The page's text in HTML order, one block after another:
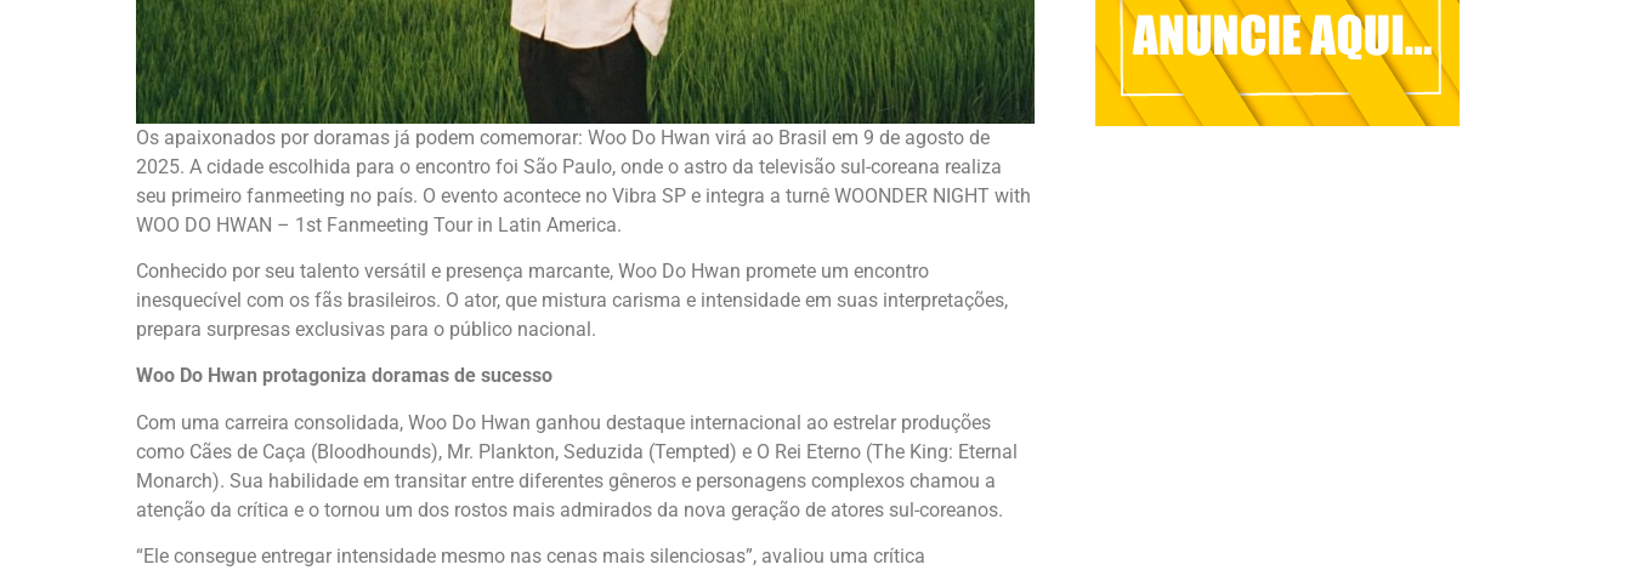
Os apaixonados por doramas já podem comemorar: Woo Do Hwan virá ao Brasil em 9 de agosto de
2025. A cidade escolhida para o encontro foi São Paulo, onde o astro da televisão sul-coreana realiza
seu primeiro fanmeeting no país. O evento acontece no Vibra SP e integra a turnê WOONDER NIGHT with
WOO DO HWAN – 1st Fanmeeting Tour in Latin America.
Conhecido por seu talento versátil e presença marcante, Woo Do Hwan promete um encontro
inesquecível com os fãs brasileiros. O ator, que mistura carisma e intensidade em suas interpretações,
prepara surpresas exclusivas para o público nacional.
Woo Do Hwan protagoniza doramas de sucesso
Com uma carreira consolidada, Woo Do Hwan ganhou destaque internacional ao estrelar produções
como Cães de Caça (Bloodhounds), Mr. Plankton, Seduzida (Tempted) e O Rei Eterno (The King: Eternal
Monarch). Sua habilidade em transitar entre diferentes gêneros e personagens complexos chamou a
atenção da crítica e o tornou um dos rostos mais admirados da nova geração de atores sul-coreanos.
“Ele consegue entregar intensidade mesmo nas cenas mais silenciosas”, avaliou uma crítica